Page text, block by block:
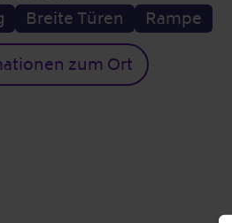
Breite Türen
Rampe
zum Ort